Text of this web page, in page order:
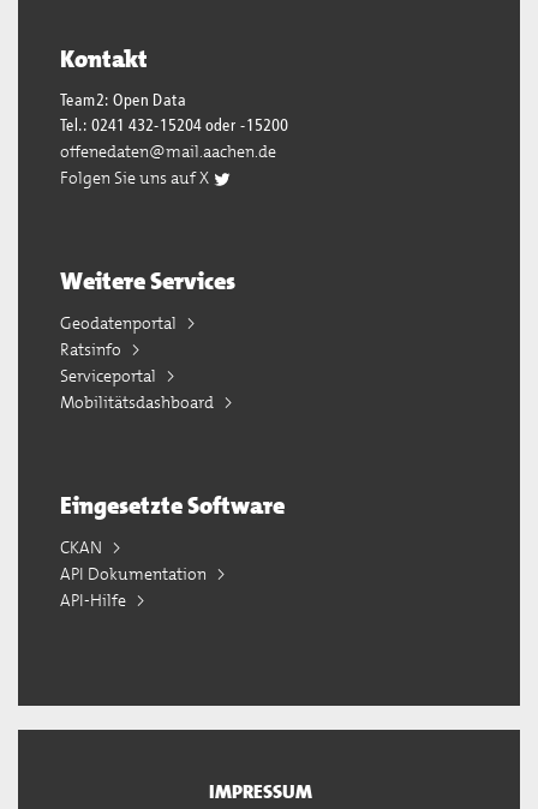
Kontakt
Team2: Open Data
Tel.: 0241 432-15204 oder -15200
offenedaten@mail.aachen.de
Folgen Sie uns auf X
Weitere Services
Geodatenportal
Ratsinfo
Serviceportal
Mobilitätsdashboard
Eingesetzte Software
CKAN
API Dokumentation
API-Hilfe
IMPRESSUM